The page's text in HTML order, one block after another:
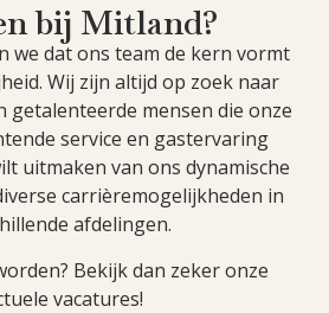
bij Mitland?
we dat ons team de kern vormt
Wij zijn altijd op zoek naar
getalenteerde mensen die onze
service en gastervaring
uitmaken van ons dynamische
carrièremogelijkheden in
afdelingen.
Bekijk dan zeker onze
vacatures!